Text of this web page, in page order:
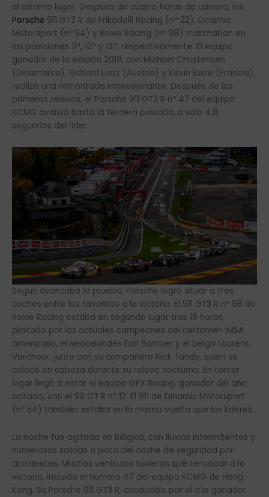
el décimo lugar. Después de cuatro horas de carrera, los
Porsche 911 GT3 R de Frikadelli Racing (nº 22), Dinamic
Motorsport (nº 54) y Rowe Racing (nº 98) marchaban en
las posiciones 11ª, 12ª y 13ª, respectivamente. El equipo
ganador de la edición 2019, con Michael Christensen
(Dinamarca), Richard Lietz (Austria) y Kévin Estre (Francia),
realizó una remontada impresionante. Después de los
primeros relevos, el Porsche 911 GT3 R nº 47 del equipo
KCMG avanzó hasta la tercera posición, a solo 4,8
segundos del líder.
Según avanzaba la prueba, Porsche logró situar a tres
coches entre los favoritos a la victoria. El 911 GT3 R nº 98 de
Rowe Racing estaba en segundo lugar tras 18 horas,
pilotado por los actuales campeones del certamen IMSA
americano, el neozelandés Earl Bamber y el belga Laurens
Vanthoor, junto con su compañero Nick Tandy, quien se
colocó en cabeza durante su relevo nocturno. En tercer
lugar llegó a estar el equipo GPX Racing, ganador del año
pasado, con el 911 GT R nº 12. El 911 de Dinamic Motorsport
(nº 54) también estaba en la misma vuelta que los líderes.
La noche fue agitada en Bélgica, con lluvias intermitentes y
numerosas salidas a pista del coche de seguridad por
accidentes. Muchos vehículos tuvieron que renunciar a la
victoria, incluido el número 47 del equipo KCMG de Hong
Kong. Su Porsche 911 GT3 R, conducido por el trío ganador